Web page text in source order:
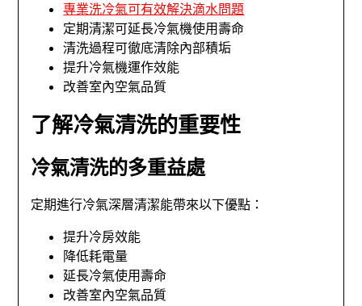
專業洗冷氣可有效解決滴水問題
定期清潔可延長冷氣機使用壽命
清洗過程可徹底清除內部積垢
提升冷氣機運作效能
改善室內空氣品質
了解冷氣清洗的重要性
冷氣清洗的多重益處
定期進行冷氣深層清潔能帶來以下優點：
提升冷房效能
降低耗電量
延長冷氣使用壽命
改善室內空氣品質